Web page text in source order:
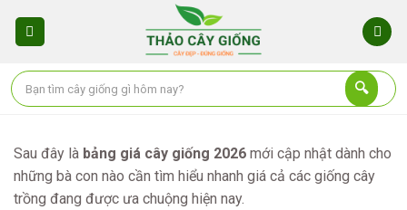
Sau đây là bảng giá cây giống 2026 mới cập nhật dành cho
những bà con nào cần tìm hiểu nhanh giá cả các giống cây
trồng đang được ưa chuộng hiện nay.